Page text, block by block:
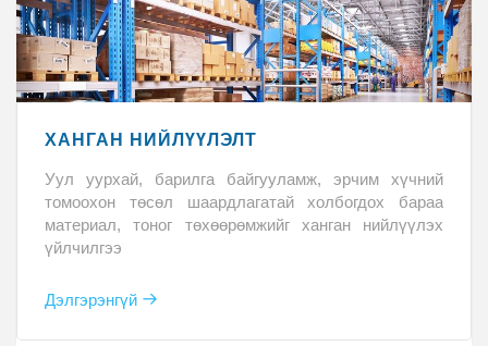
ХАНГАН НИЙЛҮҮЛЭЛТ
Уул уурхай, барилга байгууламж, эрчим хүчний
томоохон төсөл шаардлагатай холбогдох бараа
материал, тоног төхөөрөмжийг ханган нийлүүлэх
үйлчилгээ
Дэлгэрэнгүй